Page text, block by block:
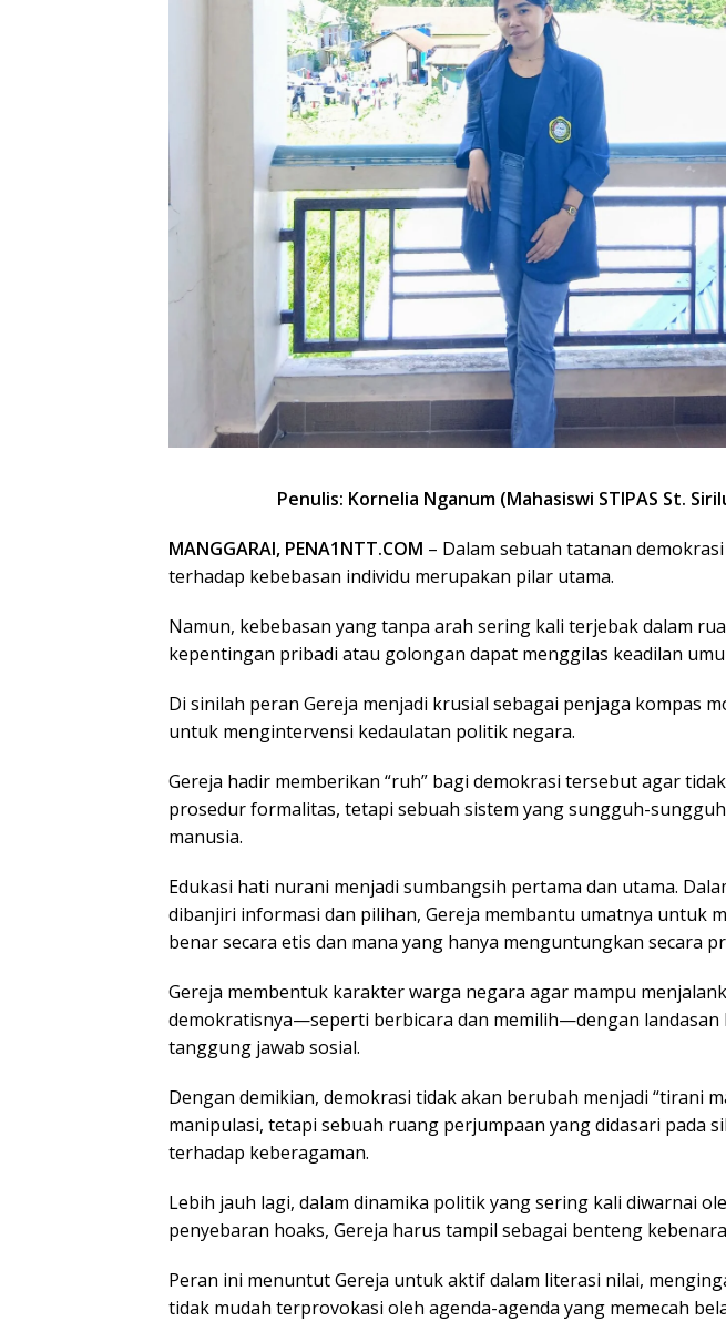
Penulis: Kornelia Nganum (Mahasiswi STIPAS St.
MANGGARAI, PENA1NTT.COM – Dalam sebuah tatanan
terhadap kebebasan individu merupakan pilar utama.
Namun, kebebasan yang tanpa arah sering kali terjebak dalam
kepentingan pribadi atau golongan dapat menggilas keadilan
Di sinilah peran Gereja menjadi krusial sebagai penjaga kompas
untuk mengintervensi kedaulatan politik negara.
Gereja hadir memberikan “ruh” bagi demokrasi tersebut agar
prosedur formalitas, tetapi sebuah sistem yang sungguh-
manusia.
Edukasi hati nurani menjadi sumbangsih pertama dan utama.
dibanjiri informasi dan pilihan, Gereja membantu umatnya untuk
benar secara etis dan mana yang hanya menguntungkan secara
Gereja membentuk karakter warga negara agar mampu
demokratisnya—seperti berbicara dan memilih—dengan landasan
tanggung jawab sosial.
Dengan demikian, demokrasi tidak akan berubah menjadi “tirani
manipulasi, tetapi sebuah ruang perjumpaan yang didasari pada
terhadap keberagaman.
Lebih jauh lagi, dalam dinamika politik yang sering kali diwarnai
penyebaran hoaks, Gereja harus tampil sebagai benteng
Peran ini menuntut Gereja untuk aktif dalam literasi nilai,
tidak mudah terprovokasi oleh agenda-agenda yang memecah